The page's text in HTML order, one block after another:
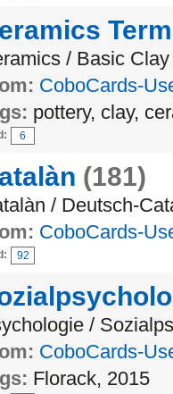
/ Basic
CoboCards-
pottery, clay,
6
(181)
/ Deutsch-
CoboCards-
92
/
CoboCards-
Florack, 2015